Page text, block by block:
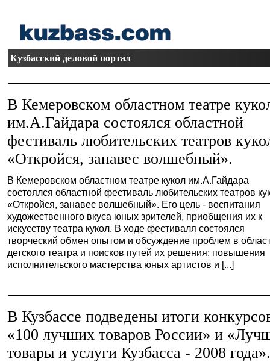
Кузбасский деловой портал
В Кемеровском областном театре
им.А.Гайдара состоялся областной
фестиваль любительских театров
«Откройся, занавес волшебный».
В Кемеровском областном театре кукол им.А.Гайдара
состоялся областной фестиваль любительских театров
«Откройся, занавес волшебный». Его цель - воспитания
художественного вкуса юных зрителей, приобщения их к
искусству театра кукол. В ходе фестиваля состоялся
творческий обмен опытом и обсуждение проблем в
детского театра и поисков путей их решения; повышения
исполнительского мастерства юных артистов и [...]
В Кузбассе подведены итоги
«100 лучших товаров России» и
товары и услуги Кузбасса - 2008